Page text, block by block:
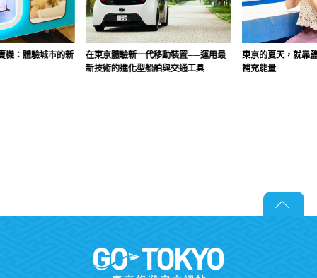
機：體驗城市的新
在東京體驗新一代移動裝置──運用最
新技術的進化型船舶與交通工具
東京的夏天，就靠
補充能量